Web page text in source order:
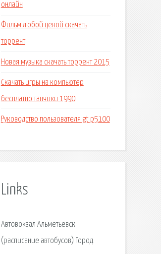
онлайн
Фильм любой ценой скачать
торрент
Новая музыка скачать торрент 2015
Скачать игры на компьютер
бесплатно танчики 1990
Руководство пользователя gt p5100
Links
Автовокзал Альметьевск
(расписание автобусов) Город.